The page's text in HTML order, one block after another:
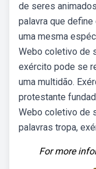
de seres
palavra que
uma mesma
Webo coletivo de
exército pode se
uma multidão.
protestante
Webo coletivo de
palavras tropa,
For more